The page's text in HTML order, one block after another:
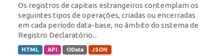
Os registros de capitais estrangeiros contemplam os
seguintes tipos de operações, criadas ou encerradas
em cada período data-base, no âmbito do sistema de
Registro Declaratório...
HTML API OData JSON